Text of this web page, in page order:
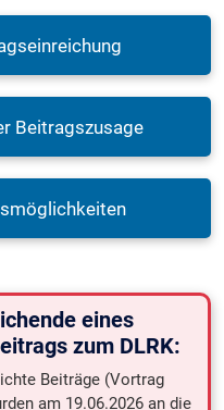
Beitragszusage
eines
zum DLRK:
Beiträge (Vortrag
am 19.06.2026 an die